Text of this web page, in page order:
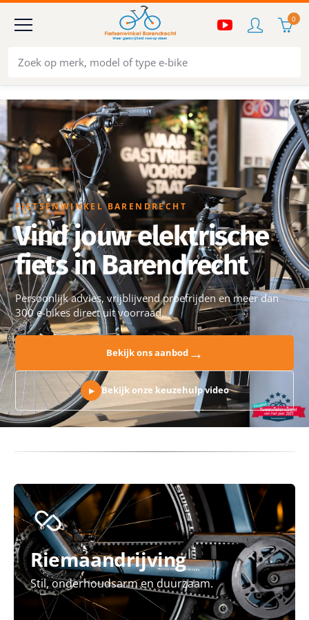
0
FIETSENWINKEL BARENDRECHT
Vind jouw elektrische
fiets in Barendrecht
Persoonlijk advies, vrijblijvend proefrijden en meer dan
300 e-bikes direct uit voorraad.
Bekijk ons aanbod→
▶ Bekijk onze keuzehulp video
Riemaandrijving
Stil, onderhoudsarm en duurzaam.